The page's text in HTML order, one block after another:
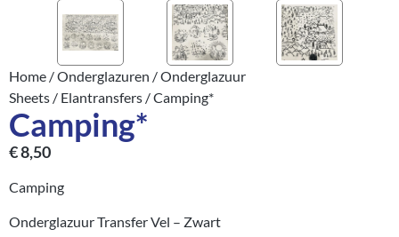
Home /Onderglazuren /Onderglazuur
Sheets / Elantransfers / Camping*
Camping*
€8,50
Camping
Onderglazuur Transfer Vel – Zwart